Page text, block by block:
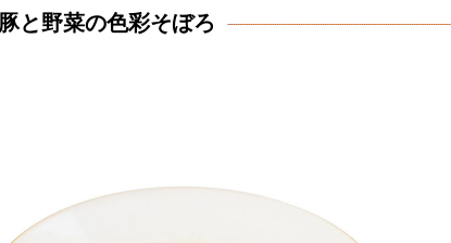
と野菜の色彩そぼろ